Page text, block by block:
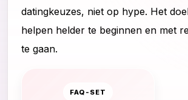
datingkeuzes, niet op hype. Het
helpen helder te beginnen en met
te gaan.
FAQ-SET